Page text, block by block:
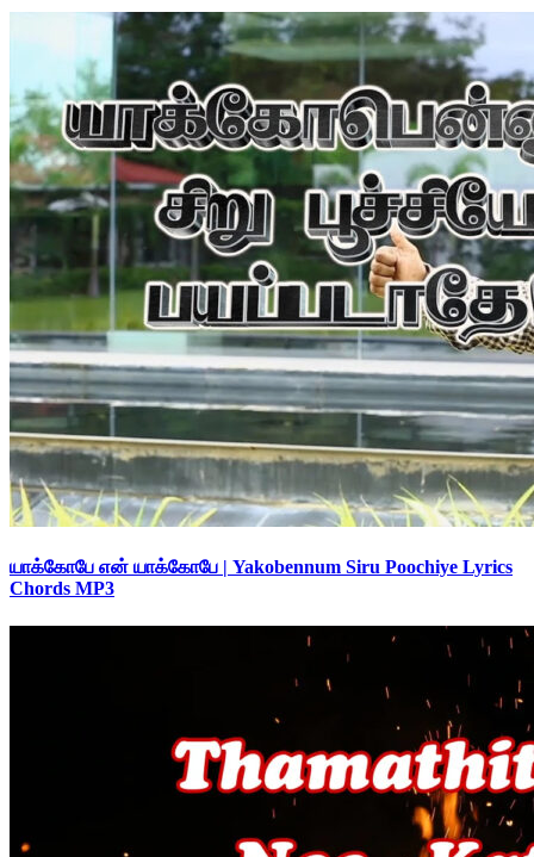
யாக்கோபே என் யாக்கோபே | Yakobennum Siru Poochiye Lyrics
Chords MP3